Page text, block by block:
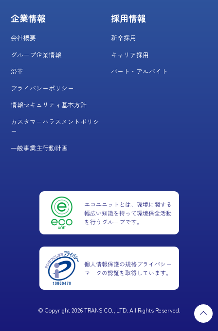
企業情報
会社概要
グループ企業情報
沿革
プライバシーポリシー
情報セキュリティ基本方針
カスタマーハラスメントポリシ
ー
一般事業主行動計画
採用情報
新卒採用
キャリア採用
パート・アルバイト
© Copyright 2026 TRANS CO., LTD. All Rights Reserved.